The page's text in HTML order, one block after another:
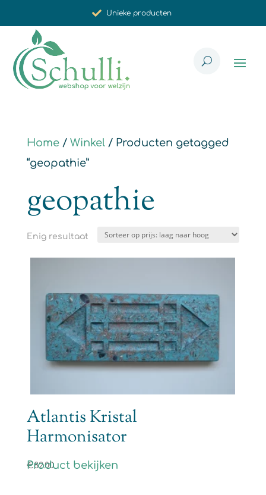
Unieke producten
Met zorg voor u geselecteerd
Home/ Winkel/ Producten getagged
“geopathie”
geopathie
Enig resultaat
Atlantis Kristal
Harmonisator
€82.00
Product bekijken